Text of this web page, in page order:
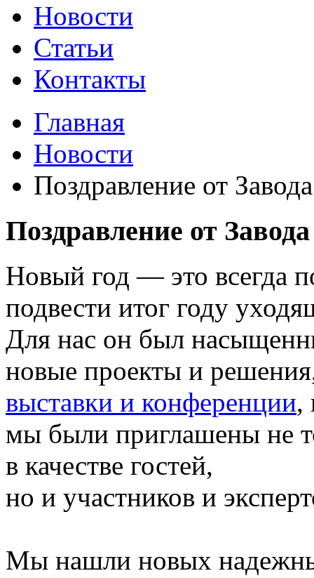
Новости
Статьи
Контакты
Главная
Новости
Поздравление от
Поздравление от
Новый год — это всегда
подвести итог году
Для нас он был
новые проекты и
выставки и конференции,
мы были приглашены не
в качестве гостей,
но и участников и
Мы нашли новых